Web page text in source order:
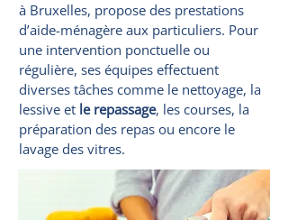
à Bruxelles, propose des prestations
d’aide-ménagère aux particuliers. Pour
une intervention ponctuelle ou
régulière, ses équipes effectuent
diverses tâches comme le nettoyage, la
lessive et le repassage, les courses, la
préparation des repas ou encore le
lavage des vitres.